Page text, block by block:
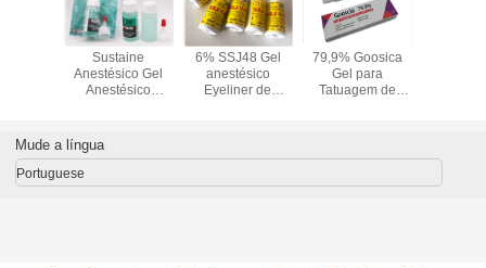
Sustaine
Anestésico Gel
Anestésico
Microblading
Tatuagem
6% SSJ48 Gel
anestésico
Eyeliner de
79,9% Goosica
Gel para
Tatuagem de
Tatuagem de
Numb
Mude a língua
Portuguese